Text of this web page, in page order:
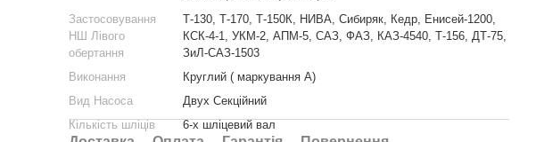
Застосовування
НШ Лівого
обертання
Т-130, Т-170, Т-150К, НИВА, Сибиряк, Кедр, Енисей-1200,
КСК-4-1, УКМ-2, АПМ-5, САЗ, ФАЗ, КАЗ-4540, Т-156, ДТ-75,
ЗиЛ-САЗ-1503
Виконання
Круглий ( маркування А)
Вид Насоса
Двух Секційний
Кількість шліців
6-х шліцевий вал